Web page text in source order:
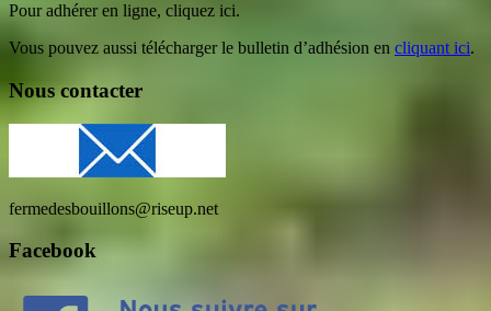
Pour adhérer en ligne, cliquez ici.
Vous pouvez aussi télécharger le bulletin d’adhésion en cliquant ici.
Nous contacter
fermedesbouillons@riseup.net
Facebook